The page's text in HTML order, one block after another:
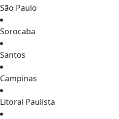
São Paulo
Sorocaba
Santos
Campinas
Litoral Paulista